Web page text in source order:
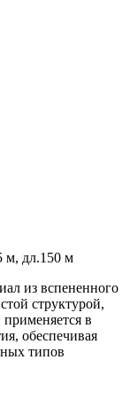
дл.150 м
из вспененного
структурой,
в
обеспечивая
типов